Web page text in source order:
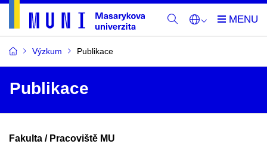
Výzkum Publikace
Publikace
Fakulta / Pracoviště MU